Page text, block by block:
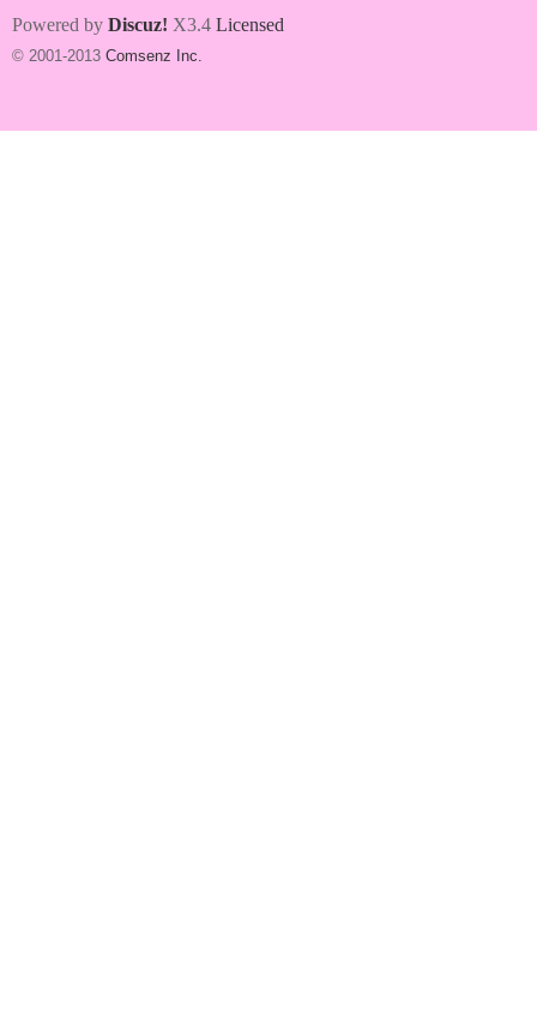
Powered by Discuz! X3.4 Licensed
© 2001-2013 Comsenz Inc.